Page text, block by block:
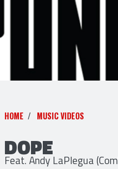
HOME MUSIC VIDEOS
DOPE
Feat. Andy LaPlegua